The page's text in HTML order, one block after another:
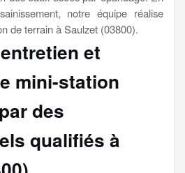
notre équipe réalise
de terrain à Saulzet (03800).
et
mini-station
des
qualifiés à